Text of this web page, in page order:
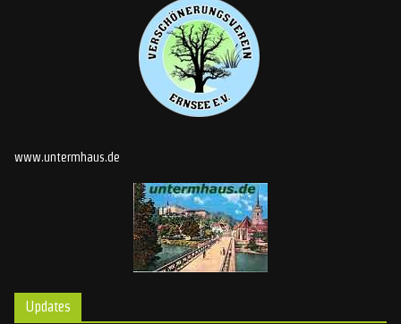
www.untermhaus.de
Updates